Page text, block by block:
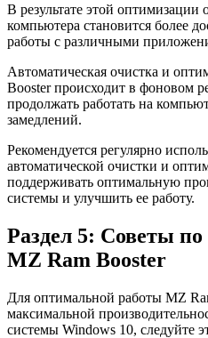
В результате этой оптимизации
компьютера становится более
работы с различными
Автоматическая очистка и
Booster происходит в фоновом
продолжать работать на
замедлений.
Рекомендуется регулярно
автоматической очистки и
поддерживать оптимальную
системы и улучшить ее работу.
Раздел 5: Советы
MZ Ram Booster
Для оптимальной работы MZ
максимальной
системы Windows 10, следуйте